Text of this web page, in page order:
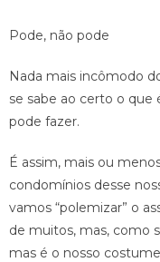
Pode, não pode
Nada mais incômodo
se sabe ao certo o que
pode fazer.
É assim, mais ou
condomínios desse
vamos “polemizar” o
de muitos, mas, como
mas é o nosso